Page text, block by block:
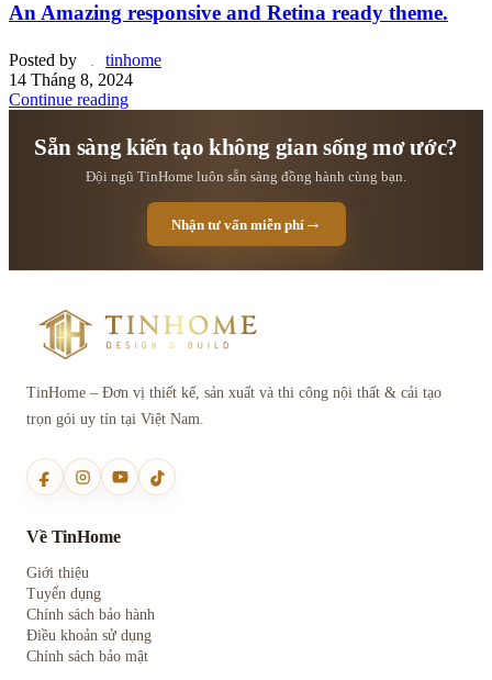
An Amazing responsive and Retina ready theme.
Posted by
tinhome
14 Tháng 8, 2024
Continue reading
Sẵn sàng kiến tạo không gian sống mơ ước?
Đội ngũ TinHome luôn sẵn sàng đồng hành cùng bạn.
Nhận tư vấn miễn phí→
TinHome – Đơn vị thiết kế, sản xuất và thi công nội thất & cải tạo
trọn gói uy tín tại Việt Nam.
Về TinHome
Giới thiệu
Tuyển dụng
Chính sách bảo hành
Điều khoản sử dụng
Chính sách bảo mật